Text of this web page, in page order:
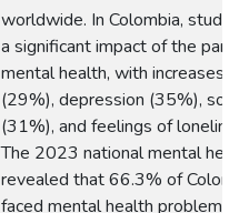
worldwide. In Colombia,
a significant impact of the
mental health, with increases
(29%), depression (35%),
(31%), and feelings of
The 2023 national mental
revealed that 66.3% of
faced mental health